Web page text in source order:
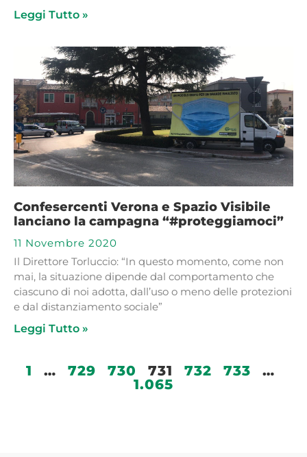
Leggi Tutto »
Confesercenti Verona e Spazio Visibile
lanciano la campagna “#proteggiamoci”
11 Novembre 2020
Il Direttore Torluccio: “In questo momento, come non
mai, la situazione dipende dal comportamento che
ciascuno di noi adotta, dall’uso o meno delle protezioni
e dal distanziamento sociale”
Leggi Tutto »
1 … 729 730 731 732 733
…
1.065